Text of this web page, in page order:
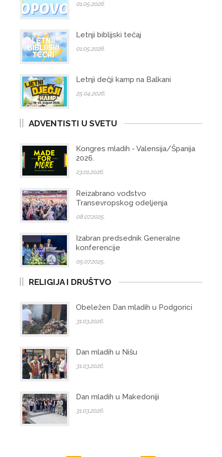
01.05.2026.
Letnji biblijski tečaj
01.05.2026.
Letnji dečji kamp na Balkani
25.04.2026.
ADVENTISTI U SVETU
Kongres mladih - Valensija/Španija
2026.
23.01.2026.
Reizabrano vođstvo
Transevropskog odeljenja
08.07.2025.
Izabran predsednik Generalne
konferencije
05.07.2025.
RELIGIJA I DRUŠTVO
Obeležen Dan mladih u Podgorici
31.03.2026.
Dan mladih u Nišu
31.03.2026.
Dan mladih u Makedoniji
31.03.2026.